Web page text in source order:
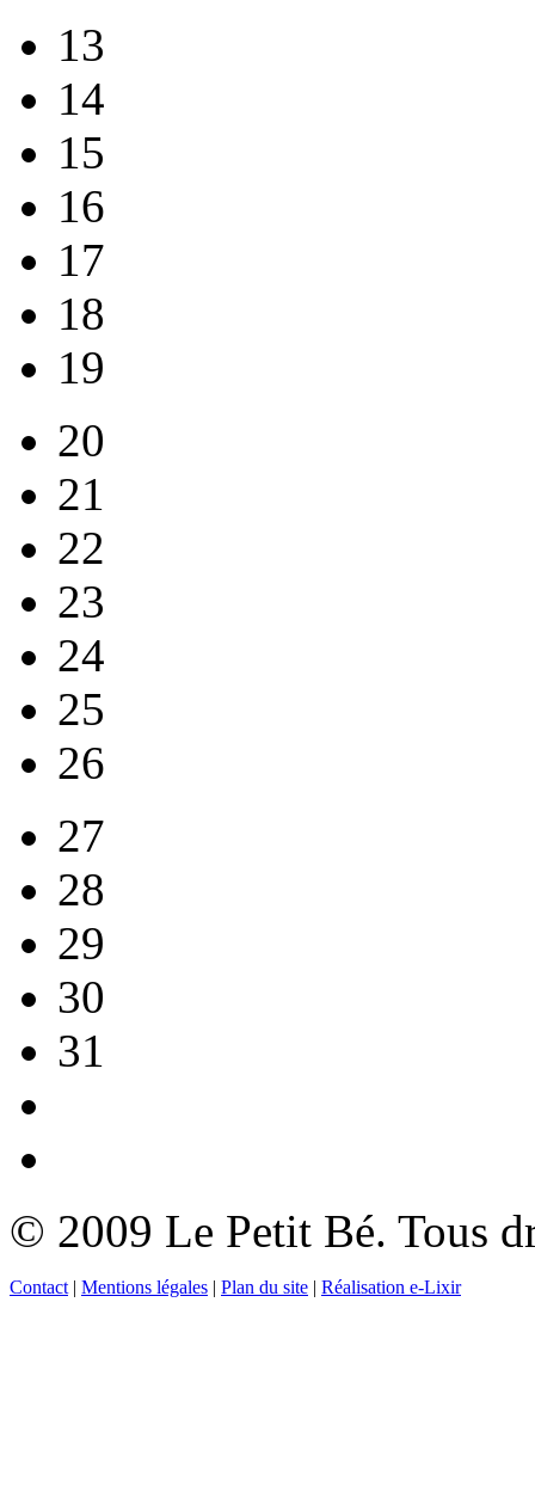
13
14
15
16
17
18
19
20
21
22
23
24
25
26
27
28
29
30
31
© 2009 Le Petit Bé. Tous
Contact | Mentions légales | Plan du site | Réalisation e-Lixir